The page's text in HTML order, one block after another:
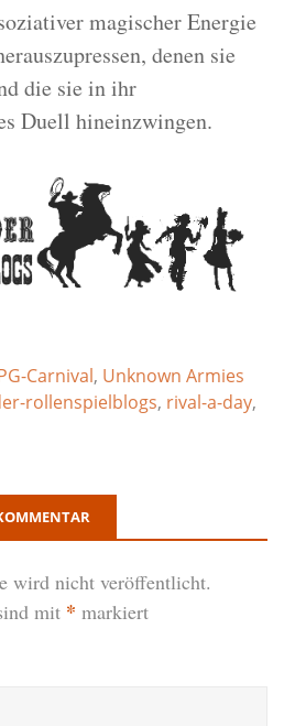
magischer Energie
denen sie
die sie in ihr
Duell hineinzwingen.
Carnival, Unknown Armies
rollenspielblogs, rival-a-day,
wird nicht veröffentlicht.
mit * markiert